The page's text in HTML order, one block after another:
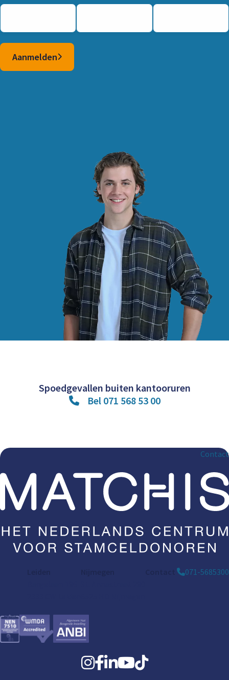
Aanmelden
Spoedgevallen buiten kantooruren
Bel 071 568 53 00
Contact
071-5685300